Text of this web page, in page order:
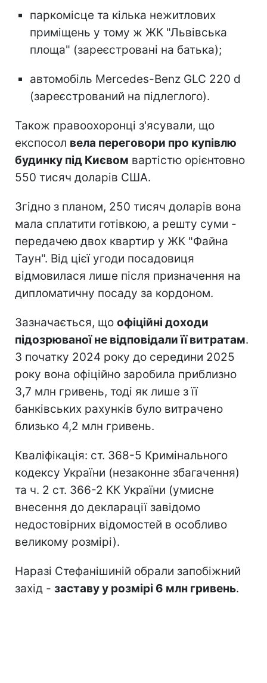
паркомісце та кілька нежитлових
приміщень у тому ж ЖК "Львівська
площа" (зареєстровані на батька);
автомобіль Mercedes-Benz GLC 220 d
(зареєстрований на підлеглого).
Також правоохоронці з'ясували, що
експосол вела переговори про купівлю
будинку під Києвом вартістю орієнтовно
550 тисяч доларів США.
Згідно з планом, 250 тисяч доларів вона
мала сплатити готівкою, а решту суми -
передачею двох квартир у ЖК "Файна
Таун". Від цієї угоди посадовиця
відмовилася лише після призначення на
дипломатичну посаду за кордоном.
Зазначається, що офіційні доходи
підозрюваної не відповідали її витратам.
З початку 2024 року до середини 2025
року вона офіційно заробила приблизно
3,7 млн гривень, тоді як лише з її
банківських рахунків було витрачено
близько 4,2 млн гривень.
Кваліфікація: ст. 368-5 Кримінального
кодексу України (незаконне збагачення)
та ч. 2 ст. 366-2 КК України (умисне
внесення до декларації завідомо
недостовірних відомостей в особливо
великому розмірі).
Наразі Стефанішиній обрали запобіжний
захід - заставу у розмірі 6 млн гривень.